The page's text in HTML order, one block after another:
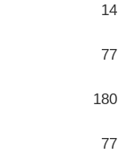
14
77
180
77